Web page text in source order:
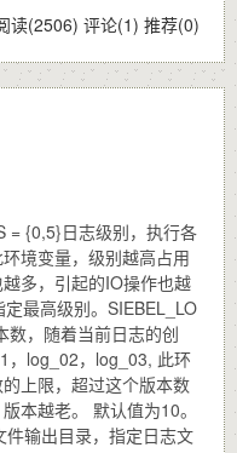
读(2506) 评论(1) 推荐(0)
= {0,5}日志级别，执行各
境变量，级别越高占用
多，引起的IO操作也越
最高级别。SIEBEL_LO
数，随着当前日志的创
，log_02，log_03, 此环
上限，超过这个版本数
本越老。 默认值为10。
输出目录，指定日志文